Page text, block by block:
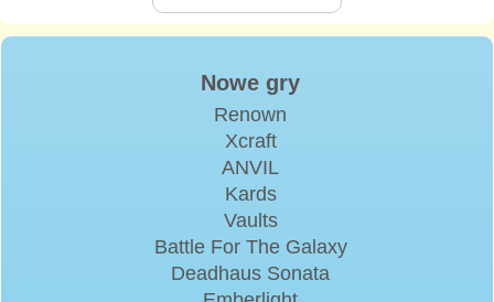
Nowe gry
Renown
Xcraft
ANVIL
Kards
Vaults
Battle For The Galaxy
Deadhaus Sonata